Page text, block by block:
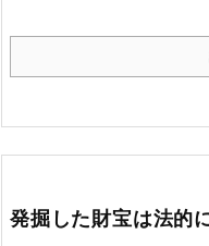
発掘した財宝は法的